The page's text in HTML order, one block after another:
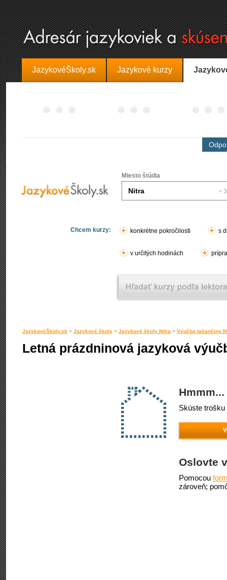
JazykovéŠkoly.sk Jazykové kurzy
Miesto štúdia
Chcem kurzy: konkrétne pokročilosti s
v určitých hodinách
JazykovéŠkoly.sk > Jazykové školy > Jazykové školy Nitra > Výučba taliančiny
Letná prázdninová jazyková
Skúste
Oslovte
Pomocou
zároveň;